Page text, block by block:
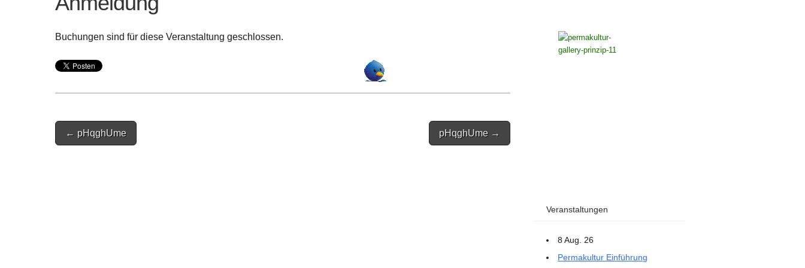
Buchungen sind für diese Veranstaltung geschlossen.
Post
navigation
← pHqghUme pHqghUme →
Veranstaltungen
8 Aug. 26
Permakultur Einführung